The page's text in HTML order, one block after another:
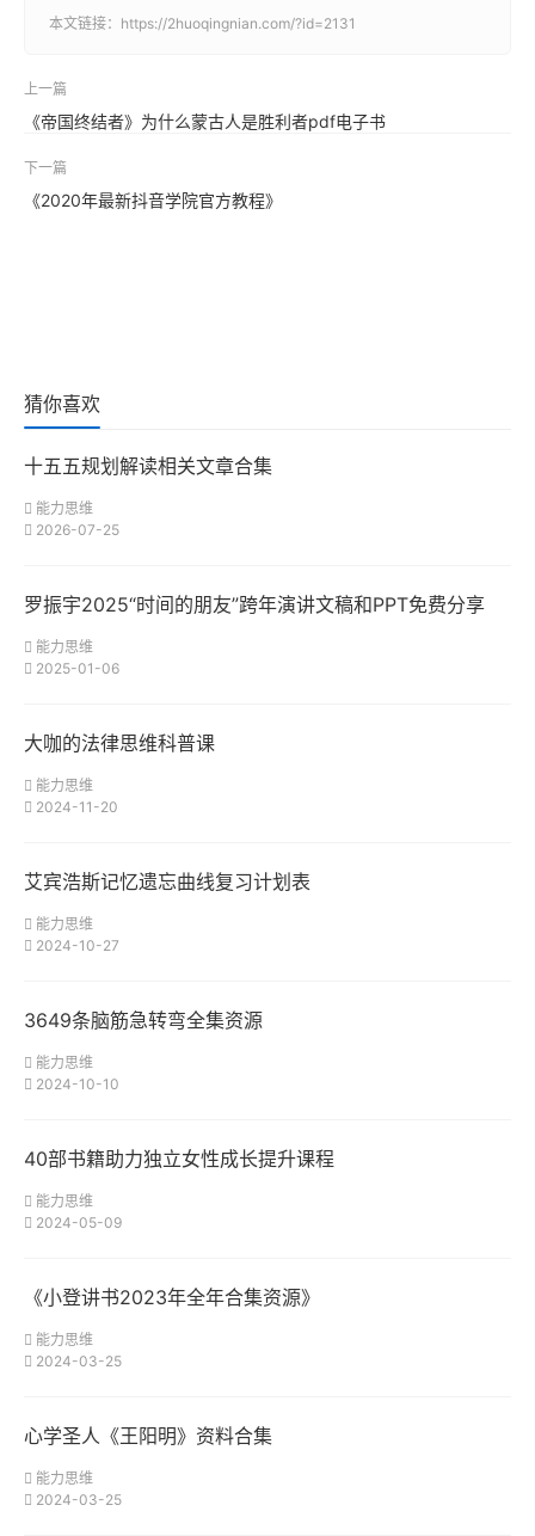
本文链接： https://2huoqingnian.com/?id=2131
上一篇
《帝国终结者》为什么蒙古人是胜利者pdf电子书
下一篇
《2020年最新抖音学院官方教程》
猜你喜欢
十五五规划解读相关文章合集
能力思维
2026-07-25
罗振宇2025“时间的朋友”跨年演讲文稿和PPT免费分享
能力思维
2025-01-06
大咖的法律思维科普课
能力思维
2024-11-20
艾宾浩斯记忆遗忘曲线复习计划表
能力思维
2024-10-27
3649条脑筋急转弯全集资源
能力思维
2024-10-10
40部书籍助力独立女性成长提升课程
能力思维
2024-05-09
《小登讲书2023年全年合集资源》
能力思维
2024-03-25
心学圣人《王阳明》资料合集
能力思维
2024-03-25